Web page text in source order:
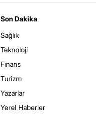
Son Dakika
Sağlık
Teknoloji
Finans
Turizm
Yazarlar
Yerel Haberler